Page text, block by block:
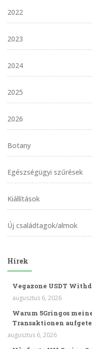
2022
2023
2024
2025
2026
Botany
Egészségügyi szűrések
Kiállítások
Új családtagok/almok
Hírek
Vegazone USDT
augusztus 6, 2026
Warum 5Gringos
Transaktionen
augusztus 6, 2026